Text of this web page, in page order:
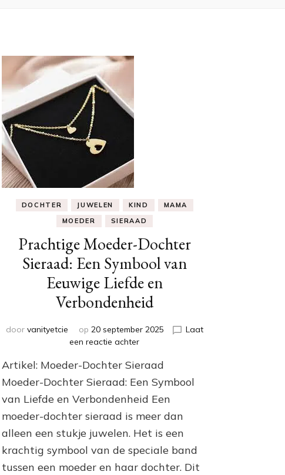
DOCHTER JUWELEN KIND
MAMA
MOEDER
SIERAAD
Prachtige Moeder-Dochter
Sieraad: Een Symbool van
Eeuwige Liefde en
Verbondenheid
door vanityetcie op 20 september 2025
Laat
een reactie achterop
Moeder-
Dochter
Sieraad:
Een
Symbool
van
Eeuwige
Liefde
en
Artikel: Moeder-Dochter Sieraad
Moeder-Dochter Sieraad: Een Symbool
van Liefde en Verbondenheid Een
moeder-dochter sieraad is meer dan
alleen een stukje juwelen. Het is een
krachtig symbool van de speciale band
tussen een moeder en haar dochter. Dit